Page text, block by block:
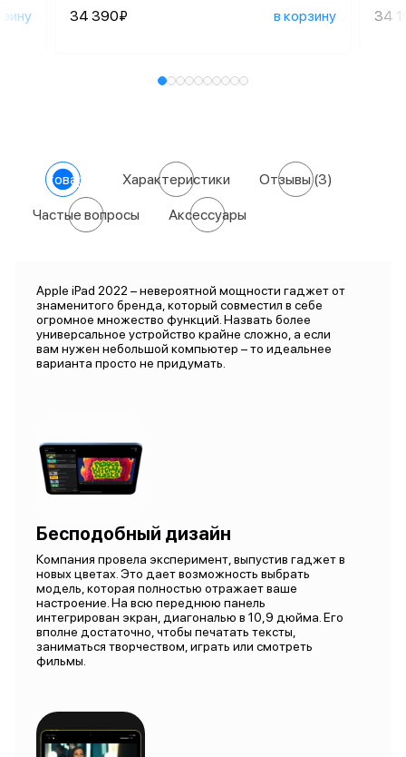
34 390₽ в корзину 34
О товаре Характеристики Отзывы(3)
Частые вопросы Аксессуары
Apple iPad 2022 – невероятной мощности гаджет от
знаменитого бренда, который совместил в себе
огромное множество функций. Назвать более
универсальное устройство крайне сложно, а если
вам нужен небольшой компьютер – то идеальнее
варианта просто не придумать.
Бесподобный дизайн
Компания провела эксперимент, выпустив гаджет в
новых цветах. Это дает возможность выбрать
модель, которая полностью отражает ваше
настроение. На всю переднюю панель
интегрирован экран, диагональю в 10,9 дюйма. Его
вполне достаточно, чтобы печатать тексты,
заниматься творчеством, играть или смотреть
фильмы.